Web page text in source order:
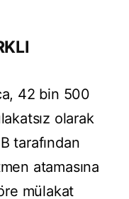
42 bin 500
olarak
tarafından
atamasına
mülakat